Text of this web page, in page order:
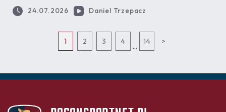
24.07.2026 Daniel Trzepacz
1 2 3 4
...
14 >